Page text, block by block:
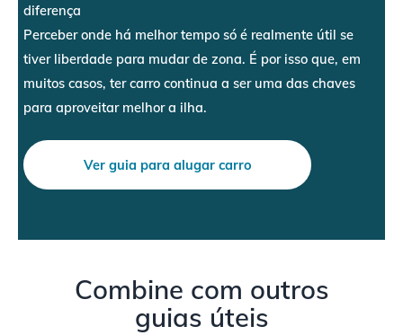
diferença
Perceber onde há melhor tempo só é realmente útil se
tiver liberdade para mudar de zona. É por isso que, em
muitos casos, ter carro continua a ser uma das chaves
para aproveitar melhor a ilha.
Ver guia para alugar carro
Combine com outros
guias úteis